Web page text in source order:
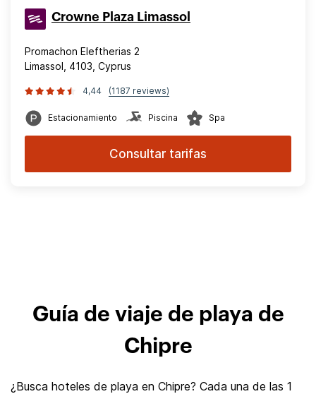
Crowne Plaza Limassol
Promachon Eleftherias 2
Limassol, 4103, Cyprus
4,44 (1187 reviews)
Estacionamiento Piscina Spa
Consultar tarifas
Guía de viaje de playa de
Chipre
¿Busca hoteles de playa en Chipre? Cada una de las 1